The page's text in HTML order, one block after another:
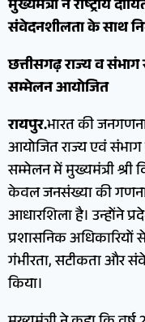
मुख्यमंत्री ने राष्ट्रीय
संवेदनशीलता के साथ
छत्तीसगढ़ राज्य व संभाग
सम्मेलन आयोजित
रायपुर.भारत की
आयोजित राज्य एवं संभाग
सम्मेलन में मुख्यमंत्री
केवल जनसंख्या की गणना
आधारशिला है। उन्होंने
प्रशासनिक अधिकारियों
गंभीरता, सटीकता और
किया।